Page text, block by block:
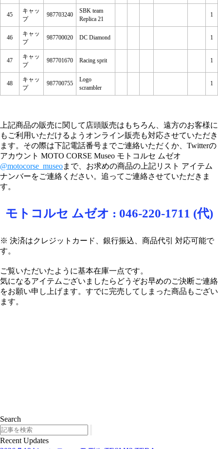
45
キャッ
プ
987703240
SBK team
Replica 21
1
46
キャッ
プ
987700020 DC Diamond 1
47
キャッ
プ
987701670 Racing sprit 1
48
キャッ
プ
987700755
Logo
scrambler
1
上記商品の販売に関して店頭販売はもちろん、遠方のお客様に
もご利用いただけるようオンライン販売も対応させていただき
ます。その際は下記電話番号までご連絡いただくか、Twitterの
アカウント MOTO CORSE Museo モトコルセ ムゼオ
@motocorse_museoまで、お求めの商品の上記リスト アイテム
ナンバーをご連絡ください。追ってご連絡させていただきま
す。
モトコルセ ムゼオ : 046-220-1711 (代)
※ 決済はクレジットカード、銀行振込、商品代引 対応可能で
す。
ご覧いただいたように基本在庫一点です。
気になるアイテムございましたらどうぞお早めのご決断ご連絡
をお願い申し上げます。すでに完売してしまった商品もござい
ます。
Search
Search
Recent Updates